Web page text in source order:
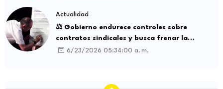
Actualidad
⚖️ Gobierno endurece controles sobre
contratos sindicales y busca frenar la
intermediación laboral ilegal
6/23/2026 05:34:00 a. m.